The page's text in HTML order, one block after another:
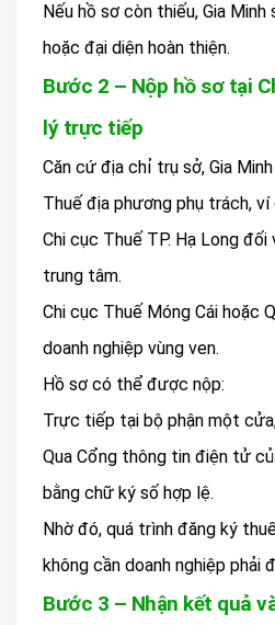
Nếu hồ sơ còn thiếu, Gia
hoặc đại diện hoàn thiện.
Bước 2 – Nộp hồ sơ tại
lý trực tiếp
Căn cứ địa chỉ trụ sở, Gia
Thuế địa phương phụ trách, ví
Chi cục Thuế TP. Hạ Long đối
trung tâm.
Chi cục Thuế Móng Cái hoặc
doanh nghiệp vùng ven.
Hồ sơ có thể được nộp:
Trực tiếp tại bộ phận một
Qua Cổng thông tin điện tử
bằng chữ ký số hợp lệ.
Nhờ đó, quá trình đăng ký
không cần doanh nghiệp phải
Bước 3 – Nhận kết quả